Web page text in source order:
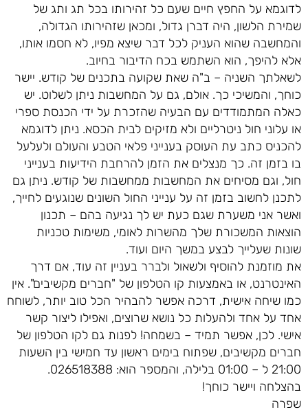
לדוגמא על החפץ חיים שעם כל זהירותו בכל תג ותג של
שמירת הלשון, היה דברן גדול, ומכאן שזהירותו הגדולה,
והמחשבה שהוא העניק לכל דבר שיצא מפיו, לא חסמו אותו,
אלא להיפך, הוא השתמש בכח הדיבור בחיוב.
לשאלתך השניה – ב"ה שאת שקועה בתכנים של קודש. יישר
כוחך, והמשיכי כך. אולם, גם על המחשבות ניתן לשלוט. יש
כאלה המתמודדים עם הבעיה שהזכרת על ידי הכנסת ספרי
או עלוני חול ניטרליים ולא מזיקים לבית הכסא. ניתן לדוגמא
להכניס כתב עת העוסק בענייני פלאי הטבע והעולם ולעלעל
בו בזמן זה. כך מנצלים את הזמן להרחבת הידיעות בענייני
חול, וגם מסיחים את המחשבות ממחשבות של קודש. ניתן גם
לתכנן לחשוב בזמן זה על ענייני החול השונים שנוגעים לחייך,
ואשר אני משערת שגם כעת יש לך נגיעה בהם – תכנון
הוצאות המשכורת שלך מהשרות לאומי, משימות טכניות
שונות שעלייך לבצע במשך היום ועוד.
את מוזמנת להוסיף ולשאול ולברר בעניין זה עוד, אם דרך
האינטרנט, או באמצעות קו הטלפון של "חברים מקשיבים". אין
כמו שיחה אישית, דרכה אפשר להבהיר הכל טוב יותר, לשוחח
אחד על אחד ולהעלות כל נושא שרוצים, ואפילו ליצור קשר
אישי. לכן, אפשר תמיד – בשמחה! לפנות גם לקו הטלפון של
חברים מקשיבים, שפתוח בימים ראשון עד חמישי בין השעות
21:00 ל – 01:00 בלילה, והמספר הוא: 026518388.
בהצלחה ויישר כוחך!
שפרה